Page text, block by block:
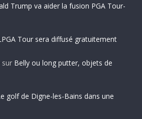
Trump va aider la fusion PGA Tour-
Tour sera diffusé gratuitement
sur Belly ou long putter, objets de
golf de Digne-les-Bains dans une